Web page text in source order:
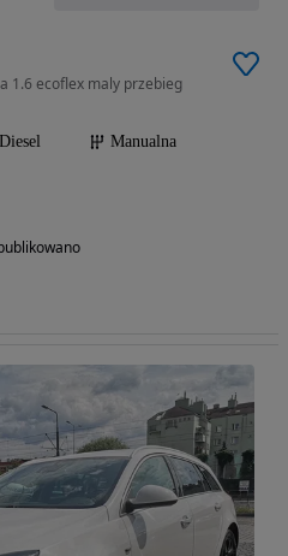
1.6 ecoflex maly przebieg
Diesel
Manualna